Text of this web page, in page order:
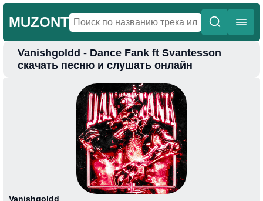
MUZONT
Главная
Vanishgoldd - Dance Fank ft Svantesson
скачать песню и слушать онлайн
Vanishgoldd